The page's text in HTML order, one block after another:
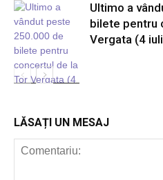
Ultimo a
bilete pentru
Vergata (4
LĂSAȚI UN MESAJ